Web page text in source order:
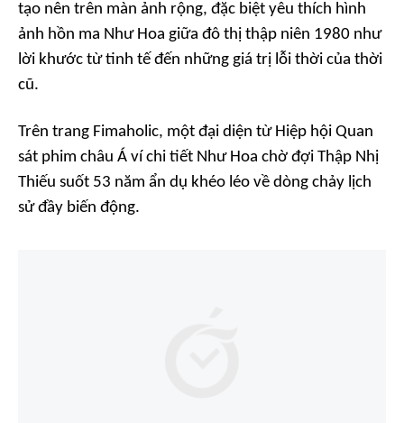
tạo nên trên màn ảnh rộng, đặc biệt yêu thích hình
ảnh hồn ma Như Hoa giữa đô thị thập niên 1980 như
lời khước từ tinh tế đến những giá trị lỗi thời của thời
cũ.
Trên trang Fimaholic, một đại diện từ Hiệp hội Quan
sát phim châu Á ví chi tiết Như Hoa chờ đợi Thập Nhị
Thiếu suốt 53 năm ẩn dụ khéo léo về dòng chảy lịch
sử đầy biến động.